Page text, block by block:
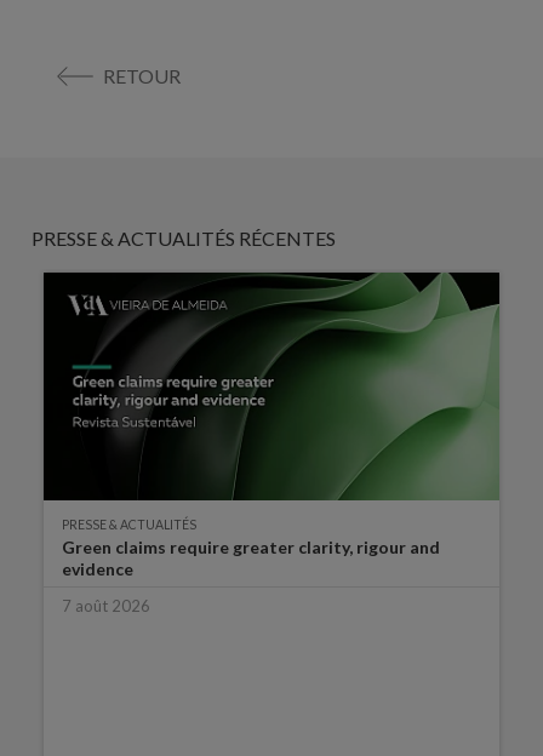
RETOUR
PRESSE & ACTUALITÉS RÉCENTES
PRESSE & ACTUALITÉS
Green claims require greater clarity, rigour and
evidence
7 août 2026